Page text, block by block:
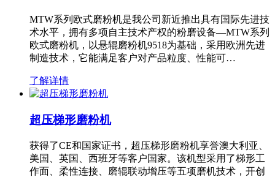
MTW系列欧式磨粉机是我公司新近推出具有国际先进技
术水平，拥有多项自主技术产权的粉磨设备—MTW系列
欧式磨粉机，以悬辊磨粉机9518为基础，采用欧洲先进
制造技术，它能满足客户对产品粒度、性能可…
了解详情
超压梯形磨粉机
获得了CE和国家证书，超压梯形磨粉机享誉澳大利亚、
美国、英国、西班牙等客户国家。该机型采用了梯形工
作面、柔性连接、磨辊联动增压等五项磨机技术，开创